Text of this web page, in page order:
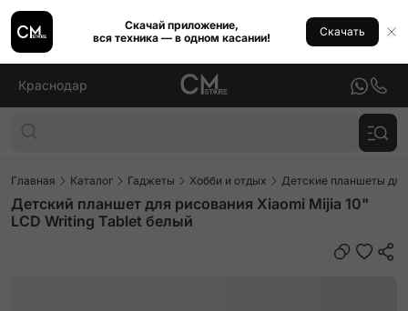
Скачай приложение,
вся техника — в одном касании!
Скачать
Краснодар
Главная Каталог Гаджеты Хобби и отдых Детские планшеты
Детский планшет для рисования Xiaomi Mijia 10"
LCD Writing Tablet белый